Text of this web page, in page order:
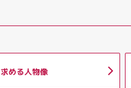
求める人物像